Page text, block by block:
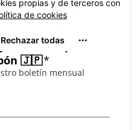
Prepara tu viaje